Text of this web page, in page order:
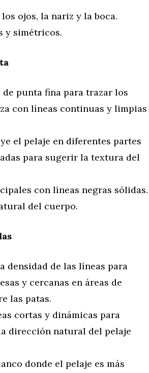
ojos, la nariz y la boca.
y simétricos.
punta fina para trazar los
con líneas continuas y limpias
el pelaje en diferentes partes
para sugerir la textura del
con líneas negras sólidas.
del cuerpo.
densidad de las líneas para
y cercanas en áreas de
las patas.
cortas y dinámicas para
dirección natural del pelaje
donde el pelaje es más